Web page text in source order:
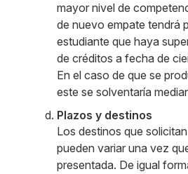
mayor nivel de
de nuevo empate tendrá
estudiante que haya
de créditos a fecha de
En el caso de que se
este se solventaría
Plazos y destinos
Los destinos que
pueden variar una vez
presentada. De igual